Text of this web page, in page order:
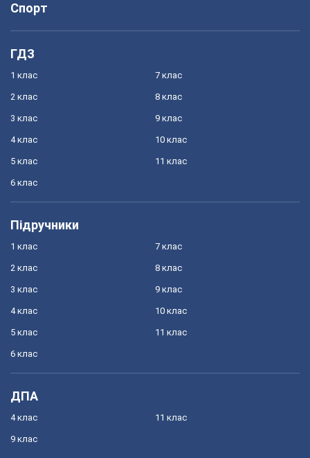
Спорт
ГДЗ
1 клас
2 клас
3 клас
4 клас
5 клас
6 клас
7 клас
8 клас
9 клас
10 клас
11 клас
Підручники
1 клас
2 клас
3 клас
4 клас
5 клас
6 клас
7 клас
8 клас
9 клас
10 клас
11 клас
ДПА
4 клас
9 клас
11 клас